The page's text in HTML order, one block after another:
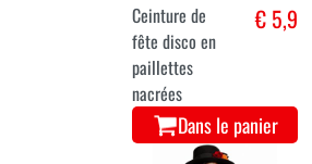
Ceinture de
fête disco en
paillettes
nacrées
€ 5,9
Dans le panier